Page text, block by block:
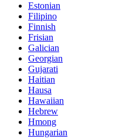
Estonian
Filipino
Finnish
Frisian
Galician
Georgian
Gujarati
Haitian
Hausa
Hawaiian
Hebrew
Hmong
Hungarian